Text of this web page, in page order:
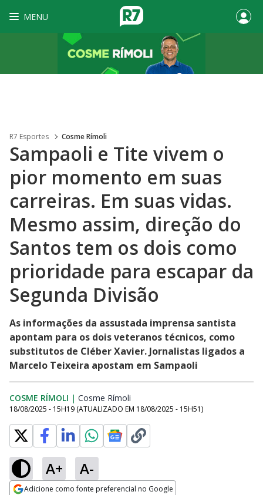
MENU
R7 Esportes Cosme Rímoli
Sampaoli e Tite vivem o
pior momento em suas
carreiras. Em suas vidas.
Mesmo assim, direção do
Santos tem os dois como
prioridade para escapar da
Segunda Divisão
As informações da assustada imprensa santista
apontam para os dois veteranos técnicos, como
substitutos de Cléber Xavier. Jornalistas ligados a
Marcelo Teixeira apostam em Sampaoli
COSME RÍMOLI | Cosme Rímoli
18/08/2025 - 15H19 (ATUALIZADO EM 18/08/2025 - 15H51)
A+ A-
Adicione como fonte preferencial no Google